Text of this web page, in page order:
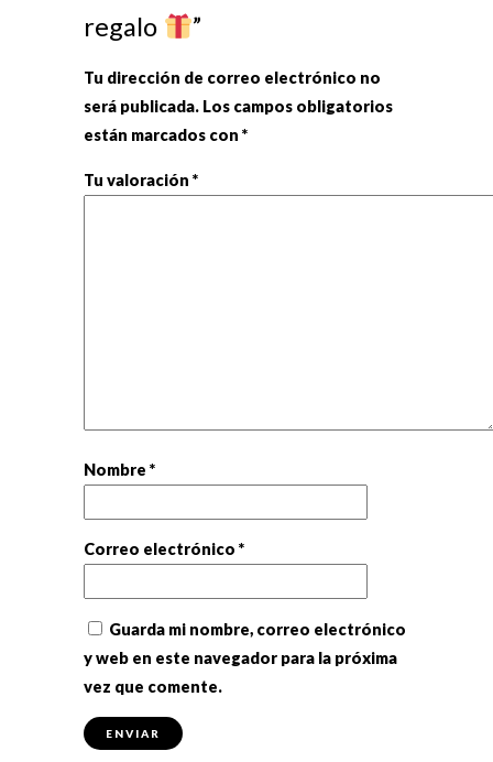
regalo
”
Tu dirección de correo electrónico no
será publicada. Los campos obligatorios
están marcados con*
Tu valoración*
Nombre*
Correo electrónico*
Guarda mi nombre, correo electrónico
y web en este navegador para la próxima
vez que comente.